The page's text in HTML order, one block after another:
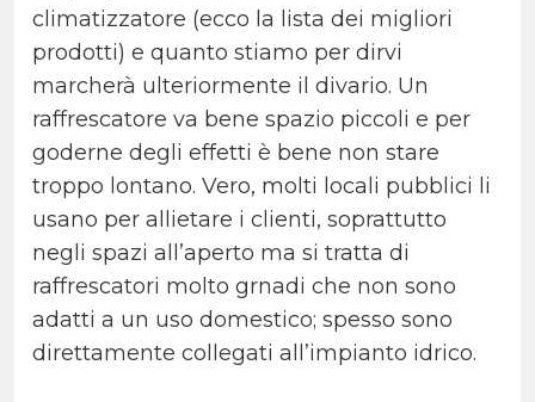
climatizzatore (ecco la lista dei migliori
prodotti) e quanto stiamo per dirvi
marcherà ulteriormente il divario. Un
raffrescatore va bene spazio piccoli e per
goderne degli effetti è bene non stare
troppo lontano. Vero, molti locali pubblici li
usano per allietare i clienti, soprattutto
negli spazi all’aperto ma si tratta di
raffrescatori molto grnadi che non sono
adatti a un uso domestico; spesso sono
direttamente collegati all’impianto idrico.